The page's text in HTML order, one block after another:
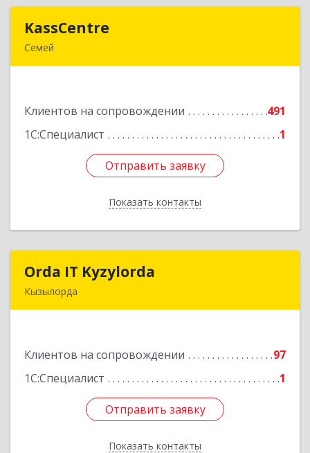
KassCentre
Семей
Клиентов на сопровождении
491
1С:Специалист
1
Отправить заявку
Показать контакты
Подробнее
Отправить заявку
Назад
Orda IT Kyzylorda
Кызылорда
Клиентов на сопровождении
97
1С:Специалист
1
Отправить заявку
Показать контакты
Подробнее
Отправить заявку
Назад